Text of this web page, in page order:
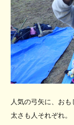
人気の弓矢に、お
太さも人それぞれ。